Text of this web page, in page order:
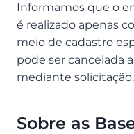
Informamos que o
é realizado apenas
meio de cadastro
pode ser cancelada
mediante solicitação.
Sobre as